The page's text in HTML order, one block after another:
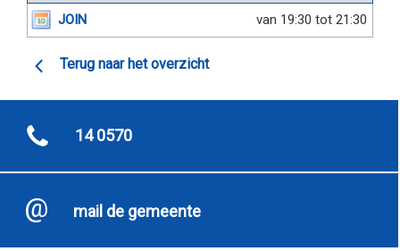
van 19:30 tot 21:30
JOIN
Terug naar het overzicht
14 0570
mail de gemeente